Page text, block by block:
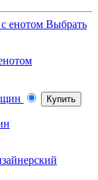
Выбрать
Купить